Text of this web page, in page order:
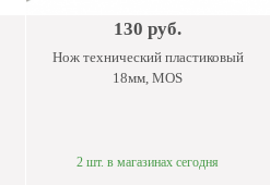
130 руб.
Нож технический пластиковый
18мм, MOS
2 шт. в магазинах сегодня